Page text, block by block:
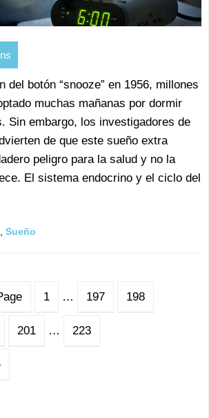
del botón “snooze” en 1956, millones
muchas mañanas por dormir
Sin embargo, los investigadores de
de que este sueño extra
peligro para la salud y no la
El sistema endocrino y el ciclo del
, Sueño
1 … 197 198
201 … 223